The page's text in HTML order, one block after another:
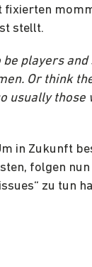
fixierten
stellt.
be players
Or think
usually those
in Zukunft
folgen
zu tun